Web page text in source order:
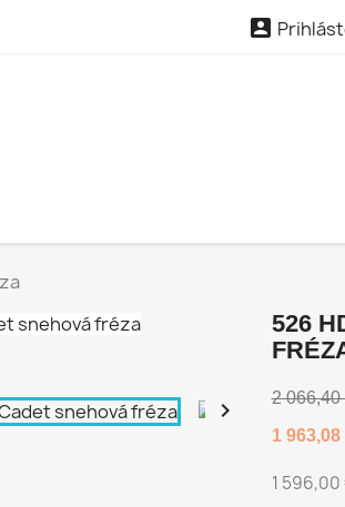


526
2 066,40
1 963,08
1 596,00